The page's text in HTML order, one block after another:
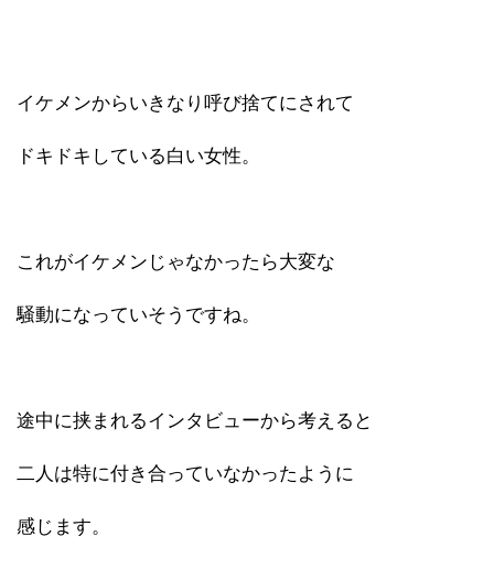
イケメンからいきなり呼び捨てにされて
ドキドキしている白い女性。
これがイケメンじゃなかったら大変な
騒動になっていそうですね。
途中に挟まれるインタビューから考えると
二人は特に付き合っていなかったように
感じます。